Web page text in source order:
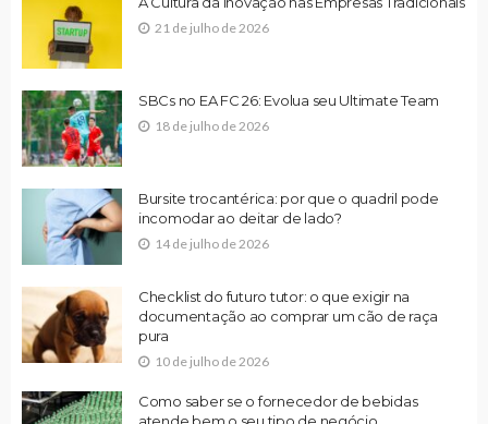
21 de julho de 2026
SBCs no EA FC 26: Evolua seu Ultimate Team
18 de julho de 2026
Bursite trocantérica: por que o quadril pode
incomodar ao deitar de lado?
14 de julho de 2026
Checklist do futuro tutor: o que exigir na
documentação ao comprar um cão de raça
pura
10 de julho de 2026
Como saber se o fornecedor de bebidas